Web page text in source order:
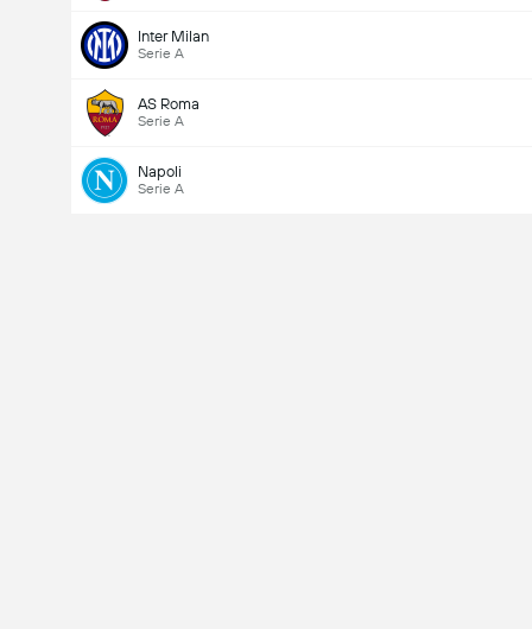
Inter Milan
Serie A
AS Roma
Serie A
Napoli
Serie A